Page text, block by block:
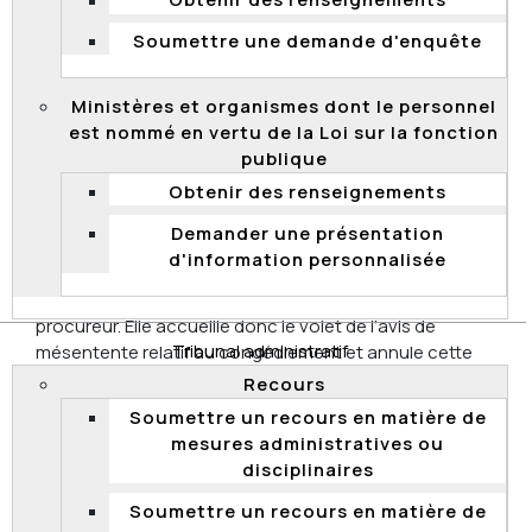
Soumettre une demande d'enquête
Ministères et organismes dont le personnel
est nommé en vertu de la Loi sur la fonction
publique
Obtenir des renseignements
Demander une présentation
d'information personnalisée
Tribunal administratif
Recours
Soumettre un recours en matière de
mesures administratives ou
disciplinaires
Soumettre un recours en matière de
contrainte excessive pour l’employeur. Elle prétend
également que cet employé a subi du harcèlement
psychologique.
Après analyse, la Commission juge qu’il n’a pas été
prouvé de manière prépondérante que le procureur a
été victime de harcèlement psychologique. Elle rejette
donc le volet de l’avis de mésentente portant sur
cette matière. Par ailleurs, la Commission considère
que le DPCP n’a pas démontré la présence d’une
contrainte excessive justifiant le congédiement du
procureur. Elle accueille donc le volet de l’avis de
mésentente relatif au congédiement et annule cette
mesure.
2023 QCCFP 7
Absence de compétence de la